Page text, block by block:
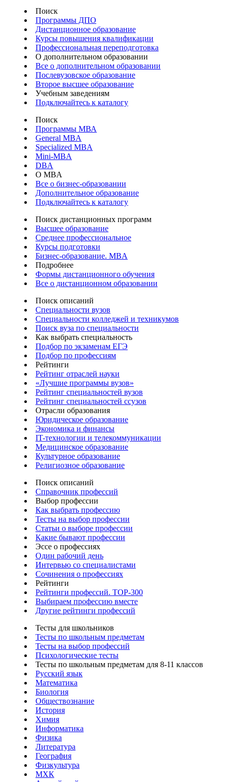
Поиск
Программы ДПО
Дистанционное образование
Курсы повышения квалификации
Профессиональная переподготовка
О дополнительном образовании
Все о дополнительном образовании
Послевузовское образование
Второе высшее образование
Учебным заведениям
Подключайтесь к каталогу
Поиск
Программы МВА
General MBA
Specialized MBA
Mini-MBA
DBA
О MBA
Все о бизнес-образовании
Дополнительное образование
Подключайтесь к каталогу
Поиск дистанционных программ
Высшее образование
Среднее профессиональное
Курсы подготовки
Бизнес-образование. MBA
Подробнее
Формы дистанционного обучения
Все о дистанционном образовании
Поиск описаний
Специальности вузов
Специальности колледжей и техникумов
Поиск вуза по специальности
Как выбрать специальность
Подбор по экзаменам ЕГЭ
Подбор по профессиям
Рейтинги
Рейтинг отраслей науки
«Лучшие программы вузов»
Рейтинг специальностей вузов
Рейтинг специальностей ссузов
Отрасли образования
Юридическое образование
Экономика и финансы
IT-технологии и телекоммуникации
Медицинское образование
Культурное образование
Религиозное образование
Поиск описаний
Справочник профессий
Выбор профессии
Как выбрать профессию
Тесты на выбор профессии
Статьи о выборе профессии
Какие бывают профессии
Эссе о профессиях
Один рабочий день
Интервью со специалистами
Сочинения о профессиях
Рейтинги
Рейтинги профессий. TOP-300
Выбираем профессию вместе
Другие рейтинги профессий
Тесты для школьников
Тесты по школьным предметам
Тесты на выбор профессий
Психологические тесты
Тесты по школьным предметам для 8-11 классов
Русский язык
Математика
Биология
Обществознание
История
Химия
Информатика
Физика
Литература
География
Физкультура
МХК